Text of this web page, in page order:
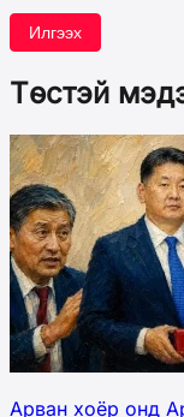
Илгээх
Төстэй
Арван хоёр онд